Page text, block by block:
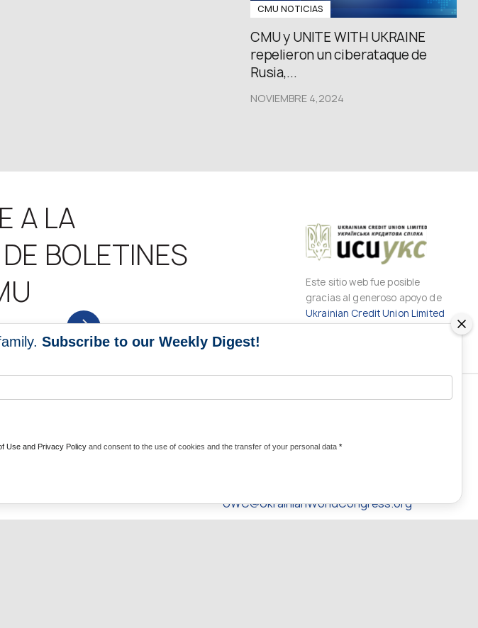
CMU NOTICIAS
CMU y UNITE WITH UKRAINE
repelieron un ciberataque de
Rusia,...
NOVIEMBRE 4,2024
A LA
BOLETINES
Este sitio web fue posible
gracias al generoso apoyo de
Ukrainian Credit Union Limited
HOLODOMOR
UWC@UkrainianWorldCongress.org
Subscribe to our Weekly Digest!
Use and Privacy Policy and consent to the use of cookies and the transfer of your personal data *